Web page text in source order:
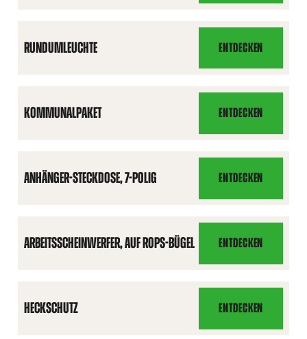
LEICHTKABINE
RUNDUMLEUCHTE ENTDECKEN
RUNDUMLEUCHTE
KOMMUNALPAKET ENTDECKEN
KOMMUNALPAKET
ANHÄNGER-STECKDOSE, 7-POLIG ENTDECKEN
ANHÄNGER-
STECKDOSE,
7-
POLIG
ARBEITSSCHEINWERFER, AUF ROPS-BÜGEL ENTDECKEN
AUF
ROPS-
BÜGEL
HECKSCHUTZ ENTDECKEN
HECKSCHUTZ